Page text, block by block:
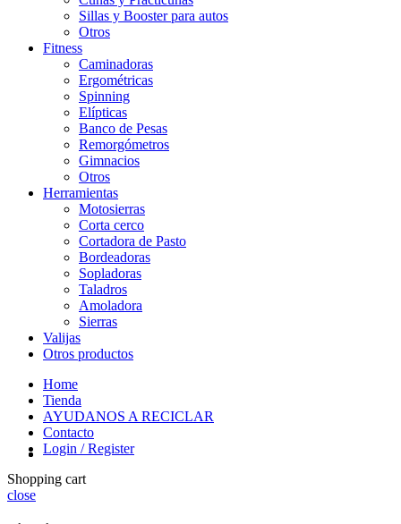
Sillas y Booster para autos
Otros
Fitness
Caminadoras
Ergométricas
Spinning
Elípticas
Banco de Pesas
Remorgómetros
Gimnacios
Otros
Herramientas
Motosierras
Corta cerco
Cortadora de Pasto
Bordeadoras
Sopladoras
Taladros
Amoladora
Sierras
Valijas
Otros productos
Home
Tienda
AYUDANOS A RECICLAR
Contacto
Login / Register
Shopping cart
close